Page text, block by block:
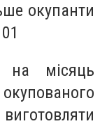
окупанти
на місяць